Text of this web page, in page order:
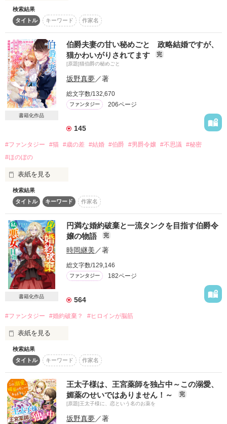
***********
ST　20171124
END 20171207
レビューありがとうございます。
かわせつきひと様
さあ、なんとか用意できた資金で精一杯着飾って、二重にも三
重にも猫を被って……
いざ、婿探し！！
はいいけれど、ジェシカが大人しくしていられるはずもなく、
初めて参加した夜会でやらかしてしまった。
残念美人
そんなあだ名をつけられてしまったジェシカの、世にもおかし
く、素敵な婚活事情。
貧乏でガサツで、令嬢らしからぬジェシカが捕まえた……い
や、捕まった相手は、なんとあの戦の鬼と呼ばれるフェルナ
＊この作品は、他サイトでも公開しています。
素敵なレビューをありがとうございます！
励みになります
鮭ムニエル 様
フランチェスカ家の伯爵令嬢、アンジェリカは、両親と妹にい
ない者として扱われ、地下室の部屋で一人寂しく暮らしてい
た。
そんな彼女の孤独を癒してくれたのは、使用人のクラウスだ
け。
彼がいなくなってからというもの、アンジェリカは生きる気力
すら失っていた。
そんなある日、フランチェスカ家が破綻し、借金を返すため、
アンジェリカは娼館に売られそうになる。
しかし、突然現れたブリオット公爵家からの使者に、縁談を持
ちかけられる。
戸惑いながらブリオット家に連れられたアンジェリカ、そこで
再会したのはなんと、幼い頃離れ離れになったクラウスだった
8年の時を経て、立派な紳士に成長した彼は、アンジェリカを
妻にすると強引に迫ってきて――！？
執着系年下美形公爵×不遇の無自覚美人令嬢の、西洋貴族溺愛
ストーリー！
作品を読む
検索結果
タイトル
キーワード 作家名
書籍化作品
伯爵夫妻の甘い秘めごと 政略結婚ですが、
猫かわいがりされてます
完
[原題]猫伯爵の秘めごと
坂野真夢／著
総文字数/132,670
ファンタジー 206ページ
145
#ファンタジー #猫 #歳の差 #結婚 #伯爵 #男爵令嬢 #不思議 #秘密
#ほのぼの
表紙を見る
＊お知らせ＊
読んでくださる皆さんのおかげで、
2017年12月10日にベリーズ文庫の仲間入りをさせていただけ
ることになりました。
ありがとうございます！
11月10日より試し読み公開になっております。
ご了承ください。
書籍のほうは、書き下ろしの番外編を二つつけております。
既読の方も楽しんでいただけたら嬉しいです(^^)
原題：『猫伯爵の秘めごと』
＊＊
没落寸前の貧乏貴族・メルヴィル男爵の長女、ドロシアは二十
二歳。
できず行き遅れの道をたどっている。
「お父様。支度金というのは嫁入り道具をそろえるためのお金
であって、決して勝手に使っていいお金ではありませんのよ」
検索結果
タイトル
キーワード 作家名
書籍化作品
円満な婚約破棄と一流タンクを目指す伯爵令
嬢の物語
完
時岡継美 ／著
総文字数/129,146
ファンタジー 182ページ
564
#ファンタジー #婚約破棄？ #ヒロインが脳筋
表紙を見る
第３回ベリーズカフェファンタジー小説大賞受賞作
※こちらはWEB版となりますので書籍とは一部内容が異なり
ます
幼馴染であるレイナード王太子殿下の婚約者、ステーシア・
ビルハイム伯爵令嬢は、生来の「おてんば」を押し殺してお妃
教育に励んでいた。
検索結果
タイトル
キーワード 作家名
王太子様は、王宮薬師を独占中～この溺愛、
媚薬のせいではありません！～
完
[原題]王太子様に、恋という名のお薬を
坂野真夢／著